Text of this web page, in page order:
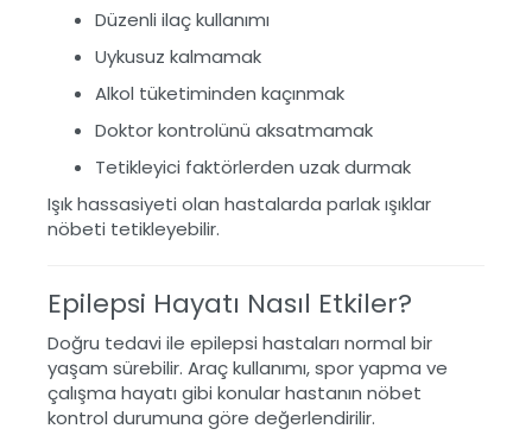
Düzenli ilaç kullanımı
Uykusuz kalmamak
Alkol tüketiminden kaçınmak
Doktor kontrolünü aksatmamak
Tetikleyici faktörlerden uzak durmak
Işık hassasiyeti olan hastalarda parlak ışıklar
nöbeti tetikleyebilir.
Epilepsi Hayatı Nasıl Etkiler?
Doğru tedavi ile epilepsi hastaları normal bir
yaşam sürebilir. Araç kullanımı, spor yapma ve
çalışma hayatı gibi konular hastanın nöbet
kontrol durumuna göre değerlendirilir.